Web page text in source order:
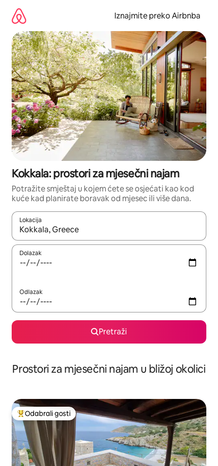
sadržaj
Iznajmite preko Airbnba
Kokkala: prostori za mjesečni najam
Potražite smještaj u kojem ćete se osjećati kao kod
kuće kad planirate boravak od mjesec ili više dana.
Lokacija
Kada budu dostupni rezultati, moći ćete ih pregledati
Dolazak
Odlazak
Pretraži
Prostori za mjesečni najam u bližoj okolici
Među najviše rangiranima s oznakom „Odabrali gosti”
Odabrali gosti